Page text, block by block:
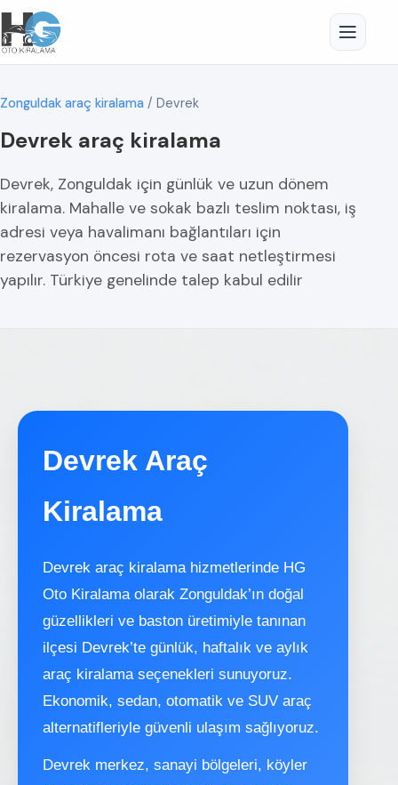
Zonguldak araç kiralama / Devrek
Devrek araç kiralama
Devrek, Zonguldak için günlük ve uzun dönem
kiralama. Mahalle ve sokak bazlı teslim noktası, iş
adresi veya havalimanı bağlantıları için
rezervasyon öncesi rota ve saat netleştirmesi
yapılır. Türkiye genelinde talep kabul edilir
Devrek Araç
Kiralama
Devrek araç kiralama hizmetlerinde HG
Oto Kiralama olarak Zonguldak’ın doğal
güzellikleri ve baston üretimiyle tanınan
ilçesi Devrek’te günlük, haftalık ve aylık
araç kiralama seçenekleri sunuyoruz.
Ekonomik, sedan, otomatik ve SUV araç
alternatifleriyle güvenli ulaşım sağlıyoruz.
Devrek merkez, sanayi bölgeleri, köyler